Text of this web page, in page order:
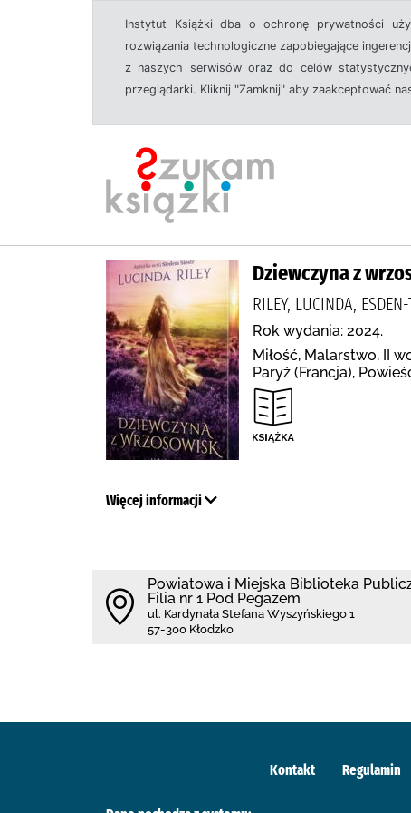
Instytut Książki dba o ochronę prywatności
rozwiązania technologiczne zapobiegające
z naszych serwisów oraz do celów
przeglądarki. Kliknij "Zamknij" aby zaakceptować
Dziewczyna z
RILEY, LUCINDA,
Rok wydania: 2024.
Miłość, Malarstwo, II
Paryż (Francja),
Więcej informacji
Powiatowa i Miejska Biblioteka
Filia nr 1 Pod Pegazem
ul. Kardynała Stefana Wyszyńskiego 1
57-300 Kłodzko
Kontakt Regulamin